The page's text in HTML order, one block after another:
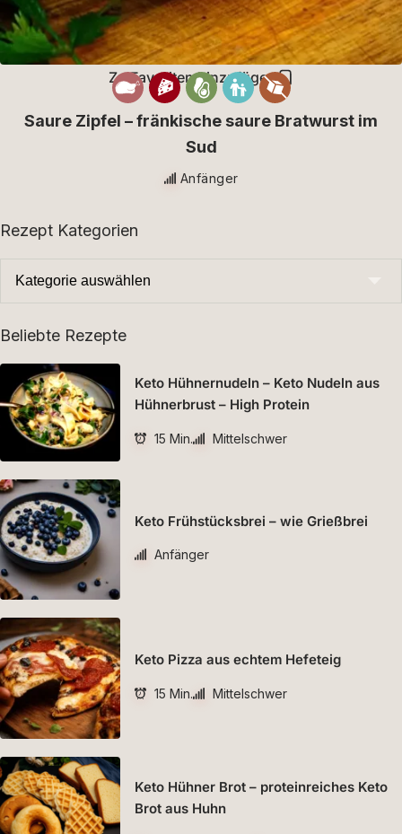
Zu Favoriten hinzufügen
Saure Zipfel – fränkische saure Bratwurst im
Sud
Anfänger
Rezept Kategorien
Beliebte Rezepte
Keto Hühnernudeln – Keto Nudeln aus
Hühnerbrust – High Protein
15 Min. Mittelschwer
Keto Frühstücksbrei – wie Grießbrei
Anfänger
Keto Pizza aus echtem Hefeteig
15 Min. Mittelschwer
Keto Hühner Brot – proteinreiches Keto
Brot aus Huhn